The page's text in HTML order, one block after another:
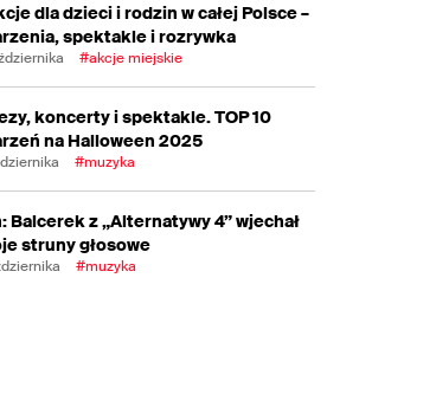
dla dzieci i rodzin w całej Polsce –
spektakle i rozrywka
#akcje miejskie
koncerty i spektakle. TOP 10
na Halloween 2025
#muzyka
Balcerek z „Alternatywy 4” wjechał
struny głosowe
#muzyka